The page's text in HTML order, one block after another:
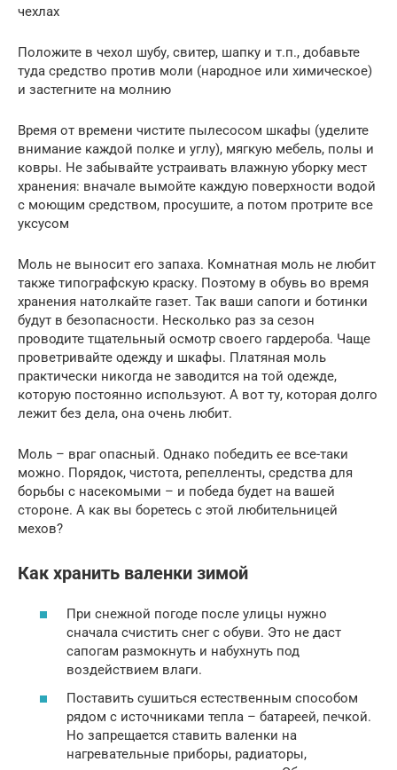
чехлах
Положите в чехол шубу, свитер, шапку и т.п., добавьте
туда средство против моли (народное или химическое)
и застегните на молнию
Время от времени чистите пылесосом шкафы (уделите
внимание каждой полке и углу), мягкую мебель, полы и
ковры. Не забывайте устраивать влажную уборку мест
хранения: вначале вымойте каждую поверхности водой
с моющим средством, просушите, а потом протрите все
уксусом
Моль не выносит его запаха. Комнатная моль не любит
также типографскую краску. Поэтому в обувь во время
хранения натолкайте газет. Так ваши сапоги и ботинки
будут в безопасности. Несколько раз за сезон
проводите тщательный осмотр своего гардероба. Чаще
проветривайте одежду и шкафы. Платяная моль
практически никогда не заводится на той одежде,
которую постоянно используют. А вот ту, которая долго
лежит без дела, она очень любит.
Моль – враг опасный. Однако победить ее все-таки
можно. Порядок, чистота, репелленты, средства для
борьбы с насекомыми – и победа будет на вашей
стороне. А как вы боретесь с этой любительницей
мехов?
Как хранить валенки зимой
При снежной погоде после улицы нужно
сначала счистить снег с обуви. Это не даст
сапогам размокнуть и набухнуть под
воздействием влаги.
Поставить сушиться естественным способом
рядом с источниками тепла – батареей, печкой.
Но запрещается ставить валенки на
нагревательные приборы, радиаторы,